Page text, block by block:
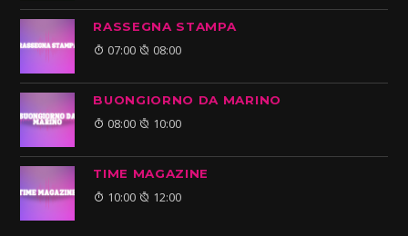
RASSEGNA STAMPA
07:00 08:00
BUONGIORNO DA MARINO
08:00 10:00
TIME MAGAZINE
10:00 12:00